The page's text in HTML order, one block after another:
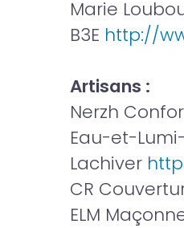
Marie
B3E http://
Artisans :
Nerzh
Eau-et-
Lachiver
CR
ELM